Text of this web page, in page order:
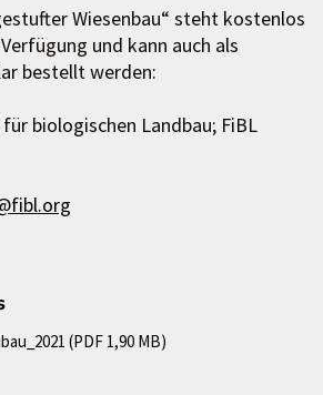
Wiesenbau“ steht kostenlos
und kann auch als
bestellt werden:
biologischen Landbau; FiBL
(PDF 1,90 MB)